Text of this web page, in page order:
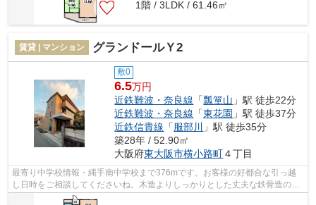
1階 / 3LDK / 61.46㎡
賃貸 | マンション グランドールＹ2
敷0
6.5万円
近鉄難波・奈良線 「瓢箪山 」駅 徒歩22分
近鉄難波・奈良線 「東花園 」駅 徒歩37分
近鉄信貴線 「服部川
」駅 徒歩35分
築28年 / 52.90㎡
大阪府東大阪市横小路町４丁目
最寄り中学校情報・縄手南中学校まで376mです。お客様の好都合な引っ越
し日時をご相談してくださいね。木造よりしっかりとした丈夫な鉄骨造の住
居。お子様のいらっしゃるご家庭にもお...